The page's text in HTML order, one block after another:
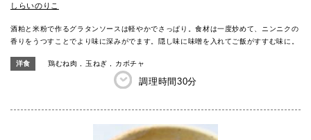
しらいのりこ
酒粕と米粉で作るグラタンソースは軽やかでさっぱり。食材は一度炒めて、ニンニクの
香りをうつすことでより味に深みがでます。隠し味に味噌を入れてご飯がすすむ味に。
洋食 鶏むね肉 玉ねぎ カボチャ
調理時間30分